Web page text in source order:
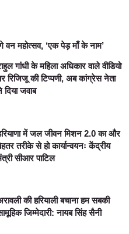
वन महोत्सव, ‘एक पेड़ माँ के नाम’
गांधी के महिला अधिकार वाले वीडियो
रिजिजू की टिप्पणी, अब कांग्रेस नेता
दिया जवाब
में जल जीवन मिशन 2.0 का और
तरीके से हो कार्यान्वयनः केंद्रीय
सीआर पाटिल
की हरियाली बचाना हम सबकी
जिम्मेदारी: नायब सिंह सैनी